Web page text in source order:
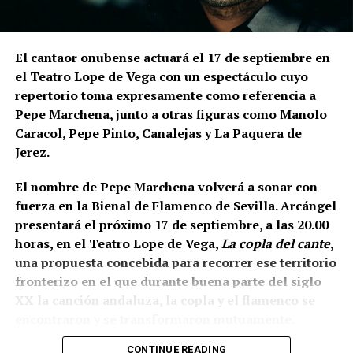
expresamente el desnivel del cerro de La Mota.
parte superior levantaron la muralla y, en una
posición inferior, una
estructura ataludada que
inicialmente servía como refuerzo o contrafuerte y
que posteriormente adquirió función de antemuro o
barbacana.Entre ambas estructuras se fueron
colocando rellenos de tierra separados por
tongadas de cal hasta conformar la liza,
documentada a una cota de 133,48 metros sobre el
nivel del mar.
El cantaor onubense actuará el 17 de septiembre en
el Teatro Lope de Vega con un espectáculo cuyo
repertorio toma expresamente como referencia a
Pepe Marchena, junto a otras figuras como Manolo
Caracol, Pepe Pinto, Canalejas y La Paquera de
Jerez.
El nombre de Pepe Marchena volverá a sonar con
fuerza en la Bienal de Flamenco de Sevilla. Arcángel
presentará el próximo 17 de septiembre, a las 20.00
horas, en el Teatro Lope de Vega,La copla del cante,
una propuesta concebida para recorrer ese territorio
fronterizo en el que durante buena parte del siglo
XX la canción andaluza, la copla y el flamenco se
CONTINUE READING